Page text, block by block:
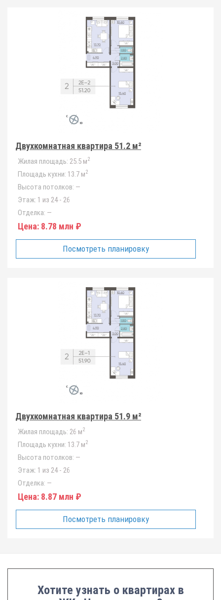
Двухкомнатная квартира 51.2 м²
Жилая площадь: 25.5 м2
Площадь кухни: 13.7 м2
Высота потолков: —
Этаж: 1 из 24 - 26
Отделка: —
Цена: 8.78 млн ₽
Посмотреть планировку
Двухкомнатная квартира 51.9 м²
Жилая площадь: 26 м2
Площадь кухни: 13.7 м2
Высота потолков: —
Этаж: 1 из 24 - 26
Отделка: —
Цена: 8.87 млн ₽
Посмотреть планировку
Хотите узнать о квартирах в